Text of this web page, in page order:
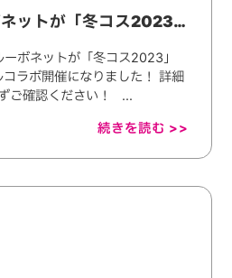
12/9(土)ブルーボネットが「冬コス2023」と1日限りのスペシャルコラボ！
ボネットが「冬コス2023」
ラボ開催になりました！ 詳細
ご確認ください！ ...
続きを読む >>